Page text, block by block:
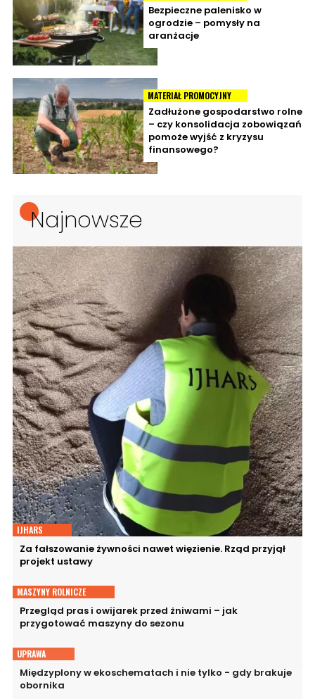
Bezpieczne palenisko w
ogrodzie – pomysły na
aranżacje
MATERIAŁ PROMOCYJNY
Zadłużone gospodarstwo rolne
– czy konsolidacja zobowiązań
pomoże wyjść z kryzysu
finansowego?
Najnowsze
IJHARS
Za fałszowanie żywności nawet więzienie. Rząd przyjął
projekt ustawy
MASZYNY ROLNICZE
Przegląd pras i owijarek przed żniwami – jak
przygotować maszyny do sezonu
UPRAWA
Międzyplony w ekoschematach i nie tylko - gdy brakuje
obornika